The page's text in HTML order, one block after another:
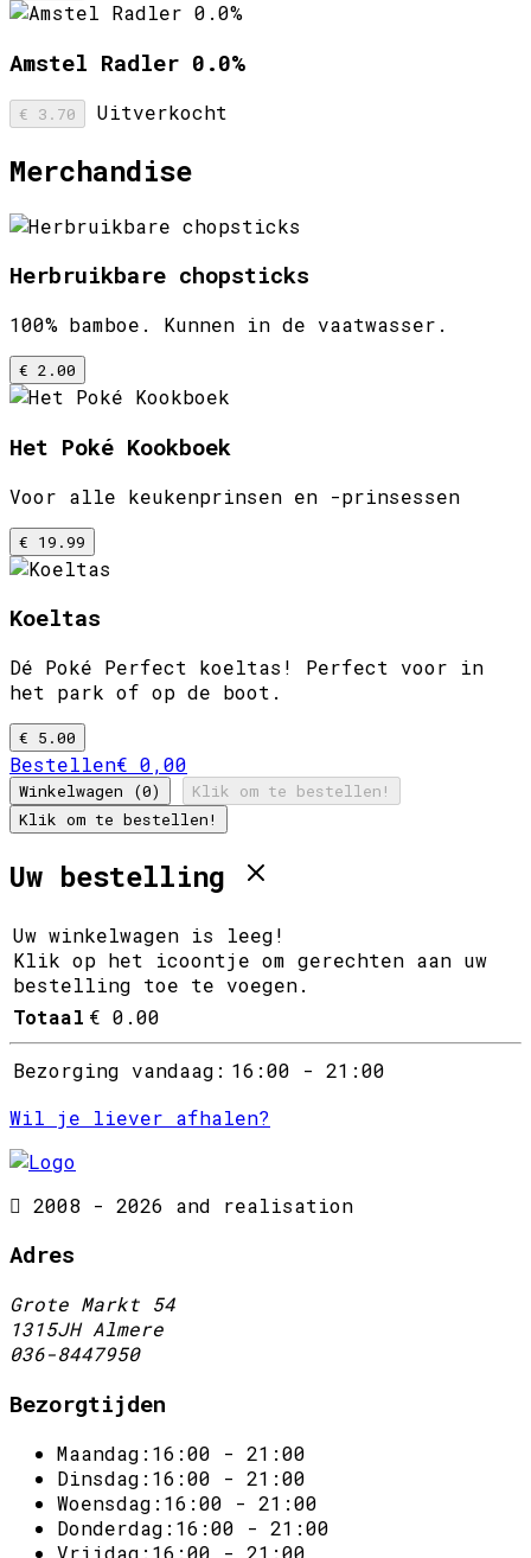
Amstel Radler 0.0%
€ 3.70 Uitverkocht
Merchandise
Herbruikbare chopsticks
100% bamboe. Kunnen in de vaatwasser.
€ 2.00
Het Poké Kookboek
Voor alle keukenprinsen en -prinsessen
€ 19.99
Koeltas
Dé Poké Perfect koeltas! Perfect voor in
het park of op de boot.
€ 5.00
Bestellen€ 0,00
Winkelwagen (0)
Klik om te bestellen!
Klik om te bestellen!
Uw bestelling
Uw winkelwagen is leeg!
Klik op het icoontje om gerechten aan uw
bestelling toe te voegen.
Totaal € 0.00
Bezorging vandaag: 16:00 - 21:00
Wil je liever afhalen?
2008 - 2026 and realisation
Adres
Grote Markt 54
1315JH Almere
036-8447950
Bezorgtijden
Maandag: 16:00 - 21:00
Dinsdag: 16:00 - 21:00
Woensdag: 16:00 - 21:00
Donderdag: 16:00 - 21:00
Vrijdag: 16:00 - 21:00